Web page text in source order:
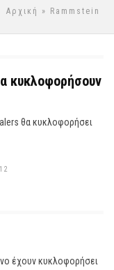
Αρχική » Rammstein
κυκλοφορήσουν
θα κυκλοφορήσει
έχουν κυκλοφορήσει